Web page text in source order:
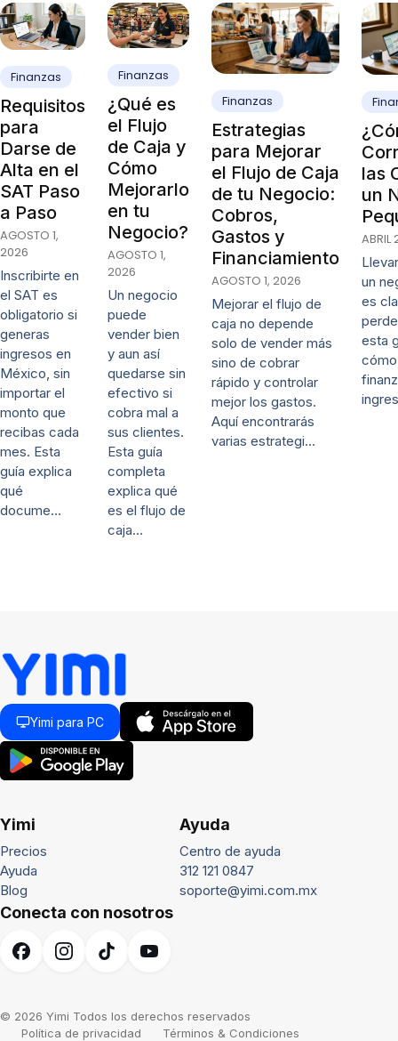
Finanzas
Requisitos
para
Darse de
Alta en el
SAT Paso
a Paso
AGOSTO 1,
2026
Inscribirte en
el SAT es
obligatorio si
generas
ingresos en
México, sin
importar el
monto que
recibas cada
mes. Esta
guía explica
qué
docume…
Finanzas
¿Qué es
el Flujo
de Caja y
Cómo
Mejorarlo
en tu
Negocio?
AGOSTO 1,
2026
Un negocio
puede
vender bien
y aun así
quedarse sin
efectivo si
cobra mal a
sus clientes.
Esta guía
completa
explica qué
es el flujo de
caja…
Finanzas
Estrategias
para Mejorar
el Flujo de Caja
de tu Negocio:
Cobros,
Gastos y
Financiamiento
AGOSTO 1, 2026
Mejorar el flujo de
caja no depende
solo de vender más
sino de cobrar
rápido y controlar
mejor los gastos.
Aquí encontrarás
varias estrategi…
las
un
ABRIL
un
es
esta
Yimi para PC
Yimi
Precios
Ayuda
Blog
Ayuda
Centro de ayuda
312 121 0847
soporte@yimi.com.mx
Conecta con nosotros
© 2026 Yimi Todos los derechos reservados
Política de privacidad
Términos & Condiciones